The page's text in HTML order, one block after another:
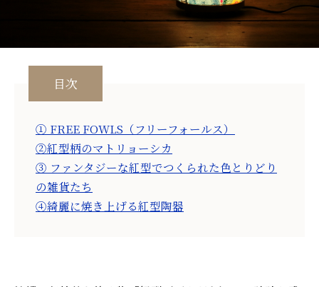
目次
① FREE FOWLS（フリーフォールス）
②紅型柄のマトリョーシカ
③ ファンタジーな紅型でつくられた色とりどり
の雑貨たち
④綺麗に焼き上げる紅型陶器